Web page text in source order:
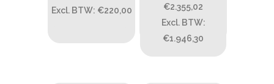
Excl. BTW: €220,00
€2.355,02
Excl. BTW:
€1.946,30